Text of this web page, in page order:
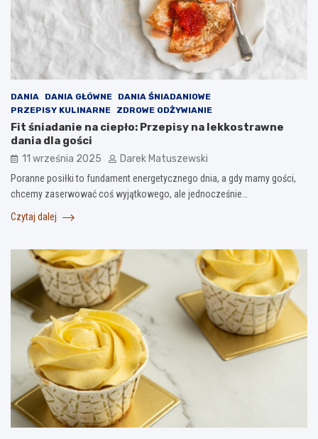
DANIA DANIA GŁÓWNE
DANIA ŚNIADANIOWE
PRZEPISY KULINARNE
ZDROWE ODŻYWIANIE
Fit śniadanie na ciepło: Przepisy na lekkostrawne
dania dla gości
11 września 2025 Darek Matuszewski
Poranne posiłki to fundament energetycznego dnia, a gdy mamy gości,
chcemy zaserwować coś wyjątkowego, ale jednocześnie…
Czytaj dalej